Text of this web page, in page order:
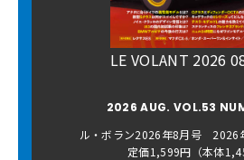
LE VOLANT 2026
2026 AUG. VOL.53
ル・ボラン2026年8月号 2026
定価1,599円（本体